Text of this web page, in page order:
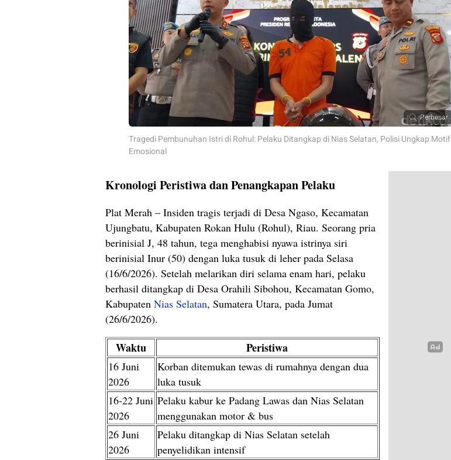
Perbesar
Tragedi Pembunuhan Istri di Rohul: Pelaku Ditangkap di Nias Selatan, Polisi Ungkap Motif
Emosional
Kronologi Peristiwa dan Penangkapan Pelaku
Plat Merah – Insiden tragis terjadi di Desa Ngaso, Kecamatan
Ujungbatu, Kabupaten Rokan Hulu (Rohul), Riau. Seorang pria
berinisial J, 48 tahun, tega menghabisi nyawa istrinya siri
berinisial Inur (50) dengan luka tusuk di leher pada Selasa
(16/6/2026). Setelah melarikan diri selama enam hari, pelaku
berhasil ditangkap di Desa Orahili Sibohou, Kecamatan Gomo,
Kabupaten Nias Selatan, Sumatera Utara, pada Jumat
(26/6/2026).
Waktu Peristiwa
16 Juni
2026
Korban ditemukan tewas di rumahnya dengan dua
luka tusuk
16-22 Juni
2026
Pelaku kabur ke Padang Lawas dan Nias Selatan
menggunakan motor & bus
26 Juni
2026
Pelaku ditangkap di Nias Selatan setelah
penyelidikan intensif